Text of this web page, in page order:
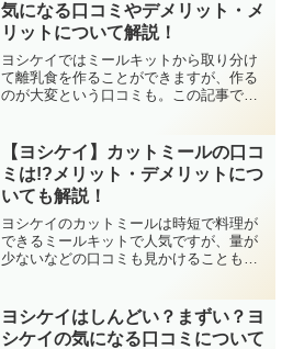
気になる口コミやデメリット・メ
リットについて解説！
ヨシケイではミールキットから取り分け
て離乳食を作ることができますが、作る
のが大変という口コミも。この記事では
で、是非参考にしてください。
【ヨシケイ】カットミールの口コ
ミは!?メリット・デメリットにつ
いても解説！
ヨシケイのカットミールは時短で料理が
できるミールキットで人気ですが、量が
少ないなどの口コミも見かけることもあ
ついて紹介していますので、是非参考に
してください。
ヨシケイはしんどい？まずい？ヨ
シケイの気になる口コミについて